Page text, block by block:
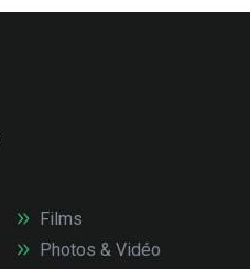
Films
Photos & Vidéo